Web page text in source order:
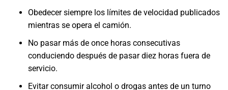
Obedecer siempre los límites de velocidad publicados
mientras se opera el camión.
No pasar más de once horas consecutivas
conduciendo después de pasar diez horas fuera de
servicio.
Evitar consumir alcohol o drogas antes de un turno